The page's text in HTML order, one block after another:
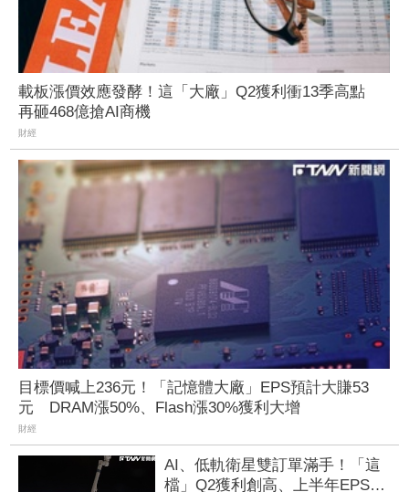
載板漲價效應發酵！這「大廠」Q2獲利衝13季高點
再砸468億搶AI商機
財經
目標價喊上236元！「記憶體大廠」EPS預計大賺53
元 DRAM漲50%、Flash漲30%獲利大增
財經
AI、低軌衛星雙訂單滿手！「這
檔」Q2獲利創高、上半年EPS衝